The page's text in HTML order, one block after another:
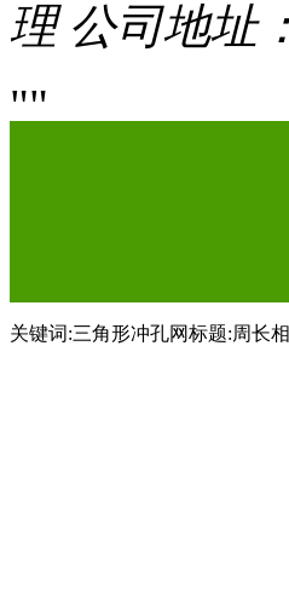
理 公司地址
关键词:三角形冲孔网标题:周长